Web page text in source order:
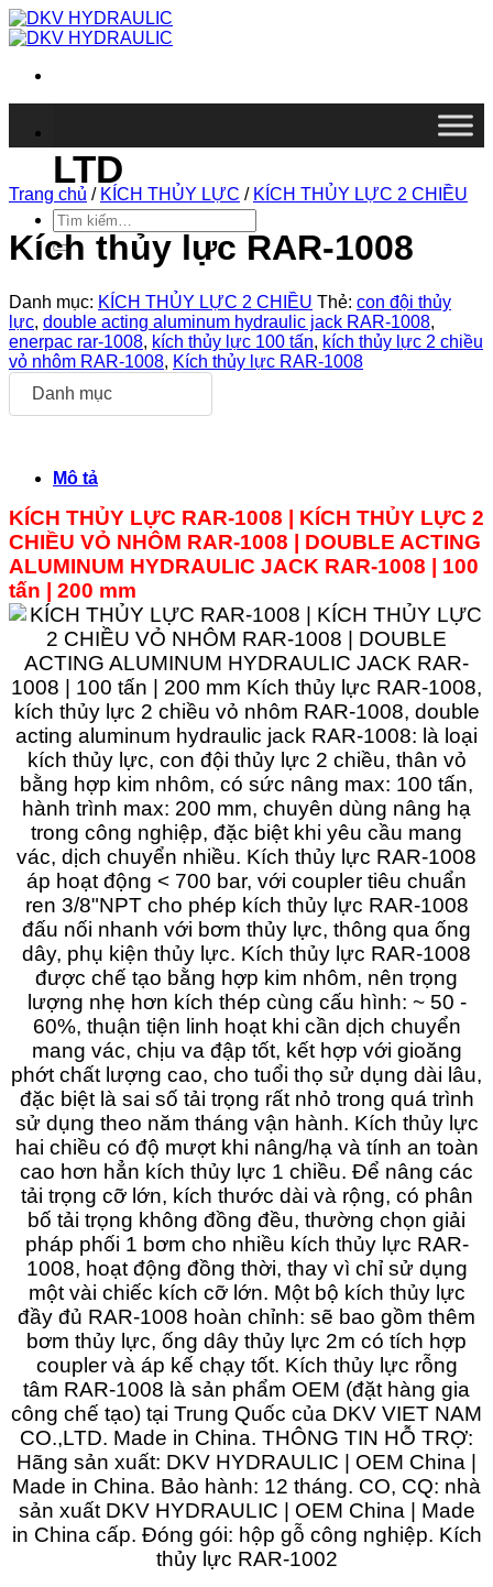
Chuyển
đến
dung
LTD
Tìm
kiếm:
Trang chủ / KÍCH THỦY LỰC / KÍCH THỦY LỰC 2 CHIỀU
Kích thủy lực RAR-1008
Danh mục: KÍCH THỦY LỰC 2 CHIỀU Thẻ: con đội thủy
lực, double acting aluminum hydraulic jack RAR-1008,
enerpac rar-1008, kích thủy lực 100 tấn, kích thủy lực 2 chiều
vỏ nhôm RAR-1008, Kích thủy lực RAR-1008
Danh mục
Mô tả
KÍCH THỦY LỰC RAR-1008 | KÍCH THỦY LỰC 2
CHIỀU VỎ NHÔM RAR-1008
DOUBLE ACTING
ALUMINUM HYDRAULIC JACK RAR-1008 | 100
tấn | 200 mm